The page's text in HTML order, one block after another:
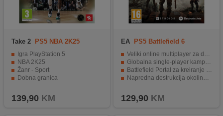
Take 2 PS5 NBA 2K25
Igra PlayStation 5
NBA 2K25
Žanr - Sport
Dobna granica
139,90 KM
EA PS5 Battlefield 6
Veliki online multiplayer za do 64 igrača
Globalna single-player kampanja s visokim intenzitetom akcije
Battlefield Portal za kreiranje i dijeljenje custom modova
Napredna destrukcija okoline i vozila na bojištu
129,90 KM